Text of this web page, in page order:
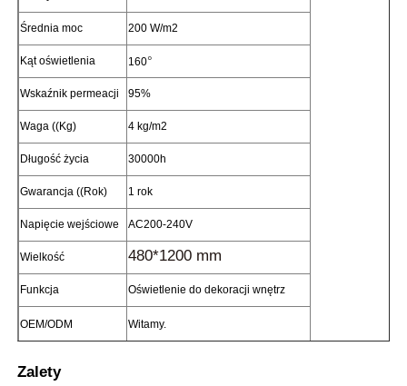
Wycieczka po fabryce
Kontrola jakości
Skontaktuj się z nami
Nowości
Wszystkie przypadki
Poproś o wycenę
Średnia moc 200 W/m2
Kąt oświetlenia 160°
Wskaźnik permeacji 95%
Waga ((Kg) 4 kg/m2
Długość życia 30000h
Gwarancja ((Rok) 1 rok
Napięcie wejściowe AC200-240V
Wielkość 480*1200 mm
Funkcja Oświetlenie do dekoracji wnętrz
OEM/ODM Witamy.
Zalety